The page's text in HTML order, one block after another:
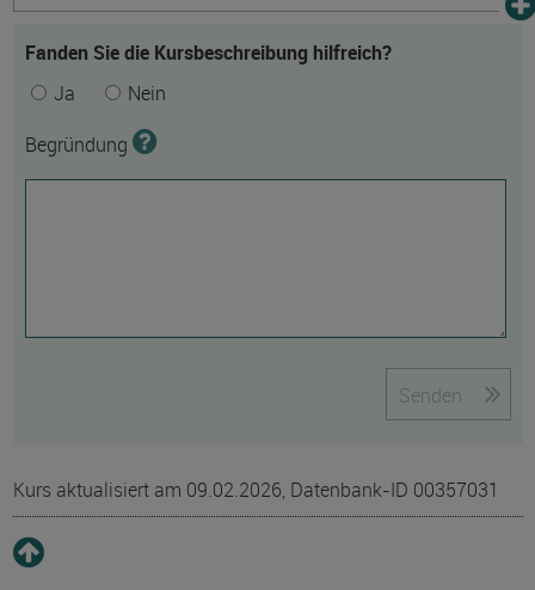
Fanden Sie die Kursbeschreibung hilfreich?
Ja
Nein
Begründung
Senden
Kurs aktualisiert am 09.02.2026, Datenbank-ID 00357031